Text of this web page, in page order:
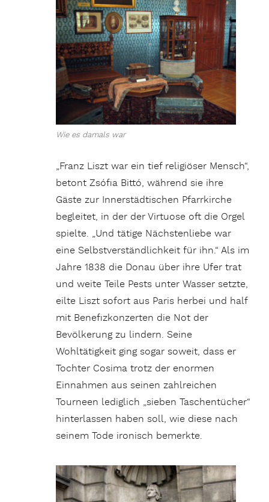
Wie es damals war
„Franz Liszt war ein tief religiöser Mensch“,
betont Zsófia Bittó, während sie ihre
Gäste zur Innerstädtischen Pfarrkirche
begleitet, in der der Virtuose oft die Orgel
spielte. „Und tätige Nächstenliebe war
eine Selbstverständlichkeit für ihn.“ Als im
Jahre 1838 die Donau über ihre Ufer trat
und weite Teile Pests unter Wasser setzte,
eilte Liszt sofort aus Paris herbei und half
mit Benefizkonzerten die Not der
Bevölkerung zu lindern. Seine
Wohltätigkeit ging sogar soweit, dass er
Tochter Cosima trotz der enormen
Einnahmen aus seinen zahlreichen
Tourneen lediglich „sieben Taschentücher“
hinterlassen haben soll, wie diese nach
seinem Tode ironisch bemerkte.